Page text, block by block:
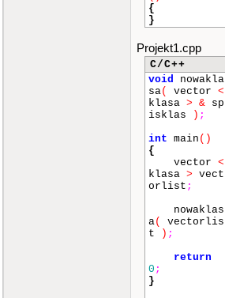
{
}
Projekt1.cpp
C/C++
void nowakla
sa( vector <
klasa > & sp
isklas
) ;
int main ()
{
vector <
klasa > vect
orlist ;
nowaklas
a(
vectorlis
t
) ;
return
0 ;
}